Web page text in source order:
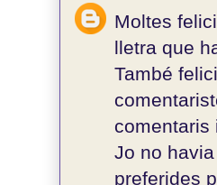
Moltes
lletra que
També
comentaris
Jo no
preferides